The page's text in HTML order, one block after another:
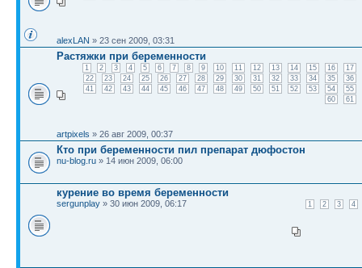
alexLAN » 23 сен 2009, 03:31
Растяжки при беременности
1 2 3 4 5 6 7 8 9 10 11 12 13 14 15 16
17
22
23 24 25 26 27 28 29 30 31 32 33 34 35
36
41
42 43 44 45 46 47 48 49 50 51 52 53 54
55
60
61
artpixels » 26 авг 2009, 00:37
Кто при беременности пил препарат дюфостон
nu-blog.ru » 14 июн 2009, 06:00
курение во время беременности
1 2 3 4
sergunplay » 30 июн 2009, 06:17